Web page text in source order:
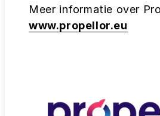
Meer informatie over
www.propellor.eu